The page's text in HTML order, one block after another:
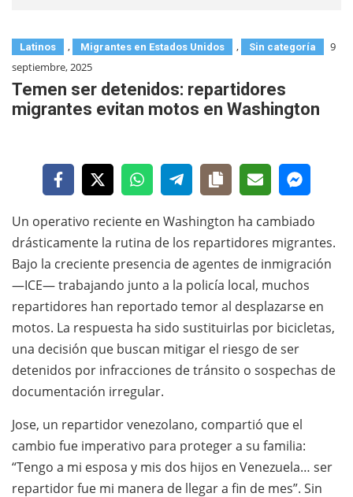
Latinos , Migrantes en Estados Unidos , Sin categoría
9
septiembre, 2025
Temen ser detenidos: repartidores
migrantes evitan motos en Washington
Un operativo reciente en Washington ha cambiado
drásticamente la rutina de los repartidores migrantes.
Bajo la creciente presencia de agentes de inmigración
—ICE— trabajando junto a la policía local, muchos
repartidores han reportado temor al desplazarse en
motos. La respuesta ha sido sustituirlas por bicicletas,
una decisión que buscan mitigar el riesgo de ser
detenidos por infracciones de tránsito o sospechas de
documentación irregular.
Jose, un repartidor venezolano, compartió que el
cambio fue imperativo para proteger a su familia:
“Tengo a mi esposa y mis dos hijos en Venezuela… ser
repartidor fue mi manera de llegar a fin de mes”. Sin